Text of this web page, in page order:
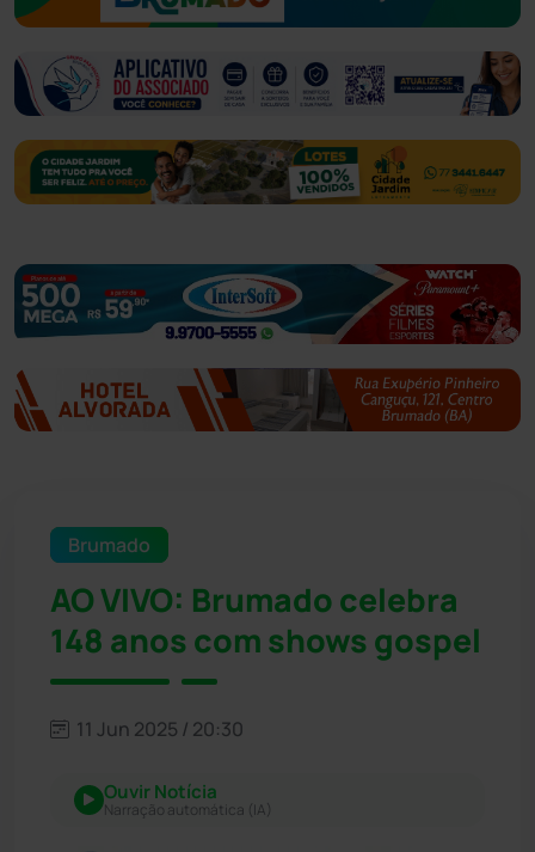
Brumado
AO VIVO: Brumado celebra
148 anos com shows gospel
11 Jun 2025 / 20:30
Ouvir Notícia
Narração automática (IA)